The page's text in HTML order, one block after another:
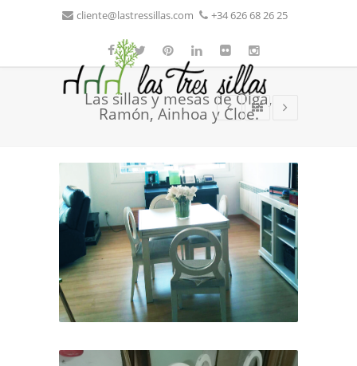
cliente@lastressillas.com +34 626 68 26 25
Las sillas y mesas de Olga,
Ramón, Ainhoa y Cloe.